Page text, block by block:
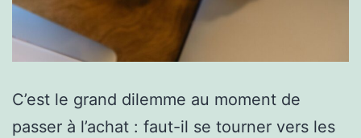
C’est le grand dilemme au moment de
passer à l’achat : faut-il se tourner vers les